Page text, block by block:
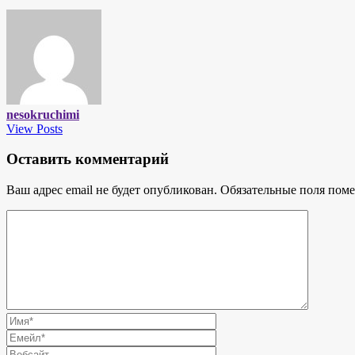
nesokruchimi
View Posts
Оставить комментарий
Ваш адрес email не будет опубликован. Обязательные поля